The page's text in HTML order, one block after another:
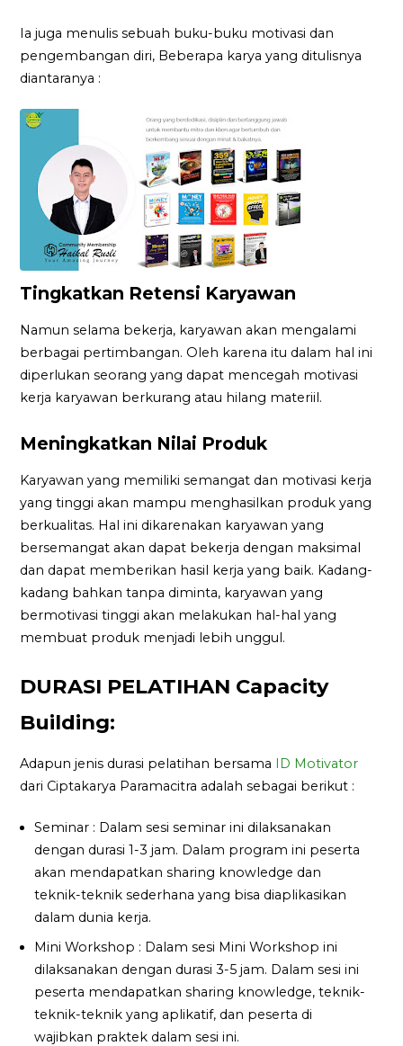
Ia juga menulis sebuah buku-buku motivasi dan
pengembangan diri, Beberapa karya yang ditulisnya
diantaranya :
Tingkatkan Retensi Karyawan
Namun selama bekerja, karyawan akan mengalami
berbagai pertimbangan. Oleh karena itu dalam hal ini
diperlukan seorang yang dapat mencegah motivasi
kerja karyawan berkurang atau hilang materiil.
Meningkatkan Nilai Produk
Karyawan yang memiliki semangat dan motivasi kerja
yang tinggi akan mampu menghasilkan produk yang
berkualitas. Hal ini dikarenakan karyawan yang
bersemangat akan dapat bekerja dengan maksimal
dan dapat memberikan hasil kerja yang baik. Kadang-
kadang bahkan tanpa diminta, karyawan yang
bermotivasi tinggi akan melakukan hal-hal yang
membuat produk menjadi lebih unggul.
DURASI PELATIHAN Capacity
Building:
Adapun jenis durasi pelatihan bersama ID Motivator
dari Ciptakarya Paramacitra adalah sebagai berikut :
Seminar : Dalam sesi seminar ini dilaksanakan
dengan durasi 1-3 jam. Dalam program ini peserta
akan mendapatkan sharing knowledge dan
teknik-teknik sederhana yang bisa diaplikasikan
dalam dunia kerja.
Mini Workshop : Dalam sesi Mini Workshop ini
dilaksanakan dengan durasi 3-5 jam. Dalam sesi ini
peserta mendapatkan sharing knowledge, teknik-
teknik-teknik yang aplikatif, dan peserta di
wajibkan praktek dalam sesi ini.